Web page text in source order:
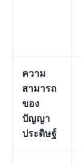
ความ
สามารถ
ของ
ปัญญา
ประดิษฐ์